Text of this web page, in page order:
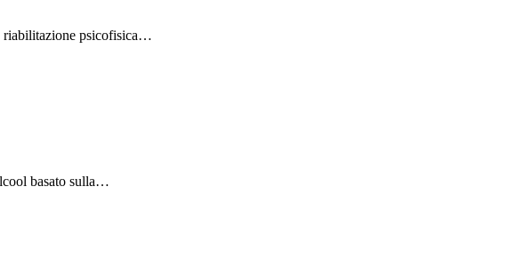
riabilitazione psicofisica…
basato sulla…